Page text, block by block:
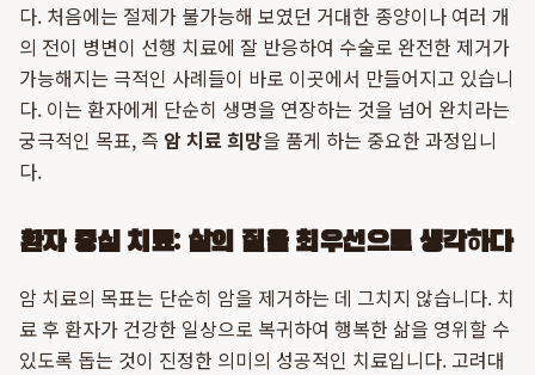
다. 처음에는 절제가 불가능해 보였던 거대한 종양이나 여러 개
의 전이 병변이 선행 치료에 잘 반응하여 수술로 완전한 제거가
가능해지는 극적인 사례들이 바로 이곳에서 만들어지고 있습니
다. 이는 환자에게 단순히 생명을 연장하는 것을 넘어 완치라는
궁극적인 목표, 즉 암 치료 희망을 품게 하는 중요한 과정입니
다.
환자 중심 치료: 삶의 질을 최우선으로 생각하다
암 치료의 목표는 단순히 암을 제거하는 데 그치지 않습니다. 치
료 후 환자가 건강한 일상으로 복귀하여 행복한 삶을 영위할 수
있도록 돕는 것이 진정한 의미의 성공적인 치료입니다. 고려대